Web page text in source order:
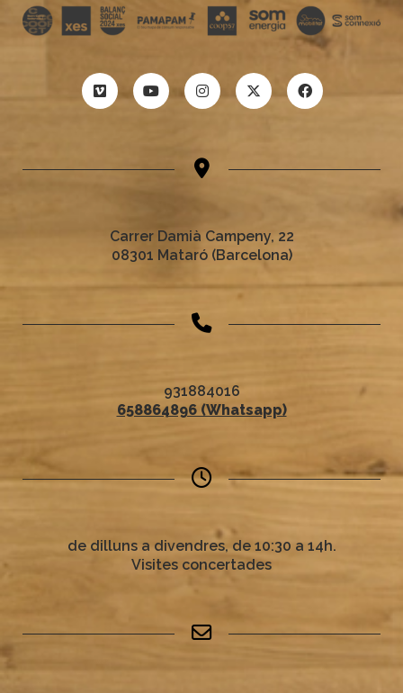
Carrer Damià Campeny, 22
08301 Mataró (Barcelona)
931884016
658864896 (Whatsapp)
de dilluns a divendres, de 10:30 a 14h.
Visites concertades